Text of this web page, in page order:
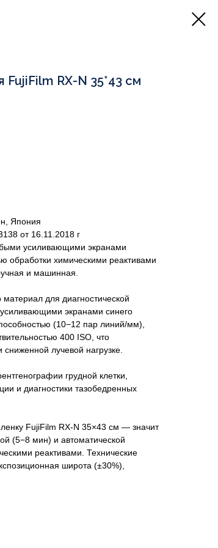
FujiFilm RX-N 35*43 см
Япония
от 16.11.2018 г
усиливающими экранами
обработки химическими реактивами
и машинная.
для диагностической
экранами синего
(10−12 пар линий/мм),
400 ISO, что
лучевой нагрузке.
грудной клетки,
и диагностики тазобедренных
FujiFilm RX-N 35×43 см — значит
(5−8 мин) и автоматической
реактивами. Технические
широта (±30%),